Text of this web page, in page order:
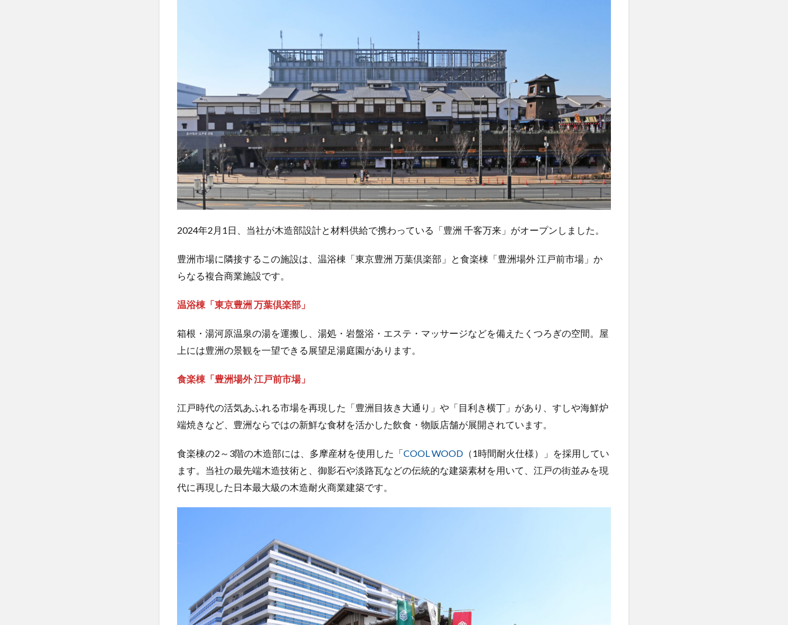
2024年2月1日、当社が木造部設計と材料供給で携わっている「豊洲 千客万来」がオープンしました。
豊洲市場に隣接するこの施設は、温浴棟「東京豊洲 万葉倶楽部」と食楽棟「豊洲場外 江戸前市場」か
らなる複合商業施設です。
温浴棟「東京豊洲 万葉倶楽部」
箱根・湯河原温泉の湯を運搬し、湯処・岩盤浴・エステ・マッサージなどを備えたくつろぎの空間。屋
上には豊洲の景観を一望できる展望足湯庭園があります。
食楽棟「豊洲場外 江戸前市場」
江戸時代の活気あふれる市場を再現した「豊洲目抜き大通り」や「目利き横丁」があり、すしや海鮮炉
端焼きなど、豊洲ならではの新鮮な食材を活かした飲食・物販店舗が展開されています。
食楽棟の2～3階の木造部には、多摩産材を使用した「COOL WOOD （1時間耐火仕様）」を採用してい
ます。当社の最先端木造技術と、御影石や淡路瓦などの伝統的な建築素材を用いて、江戸の街並みを現
代に再現した日本最大級の木造耐火商業建築です。